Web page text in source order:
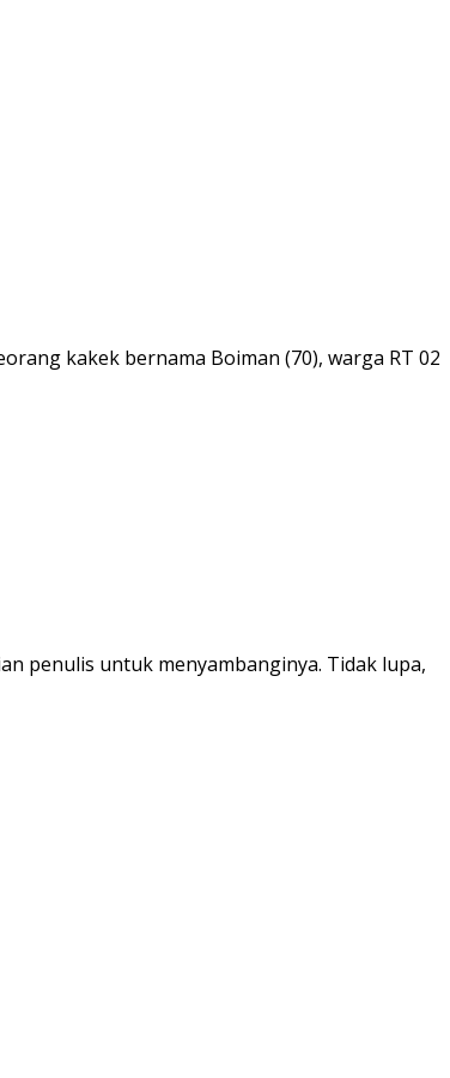
kakek bernama Boiman (70), warga RT 02
penulis untuk menyambanginya. Tidak lupa,